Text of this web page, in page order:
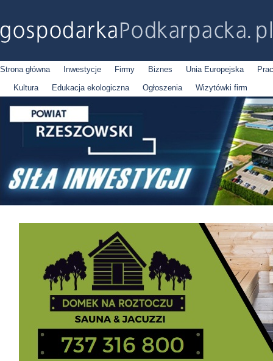
Strona główna Inwestycje Firmy Biznes Unia Europejska
Kultura
Edukacja ekologiczna Ogłoszenia Wizytówki firm